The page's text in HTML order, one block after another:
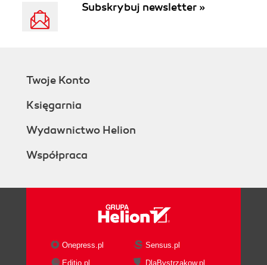
Subskrybuj newsletter »
Twoje Konto
Księgarnia
Wydawnictwo Helion
Współpraca
Onepress.pl
Sensus.pl
Editio.pl
DlaBystrzakow.pl